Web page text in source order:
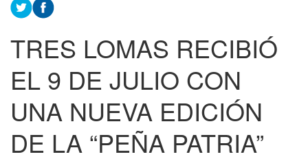
TRES LOMAS RECIBIÓ
EL 9 DE JULIO CON
UNA NUEVA EDICIÓN
DE LA “PEÑA PATRIA”